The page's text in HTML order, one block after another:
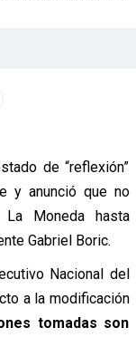
de “reflexión”
y anunció que no
Moneda hasta
Gabriel Boric.
Nacional del
a la modificación
tomadas son